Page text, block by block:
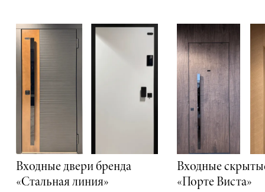
Входные двери бренда
«Стальная линия»
Входные
«Порте Виста»